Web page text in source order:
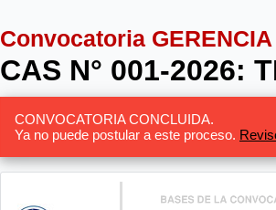
Convocatoria
CAS N° 001-2026:
CONVOCATORIA CONCLUIDA.
Ya no puede postular a este proceso.